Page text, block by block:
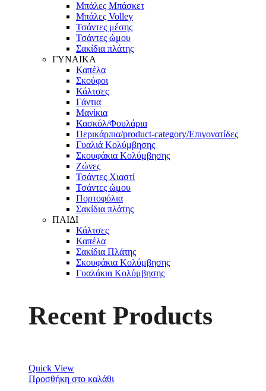
Μπάλες Μπάσκετ
Μπάλες Volley
Τσάντες μέσης
Τσάντες ώμου
Σακίδια πλάτης
ΓΥΝΑΙΚΑ
Καπέλα
Σκούφοι
Κάλτσες
Γάντια
Μανίκια
Κασκόλ/Φουλάρια
Περικάρπια/product-category/Επιγονατίδες
Γυαλιά Κολύμβησης
Σκουφάκια Κολύμβησης
Ζώνες
Τσάντες Χιαστί
Τσάντες ώμου
Πορτοφόλια
Σακίδια πλάτης
ΠΑΙΔΙ
Κάλτσες
Καπέλα
Σακίδια Πλάτης
Σκουφάκια Κολύμβησης
Γυαλάκια Κολύμβησης
Recent Products
Quick View
Προσθήκη στο καλάθι